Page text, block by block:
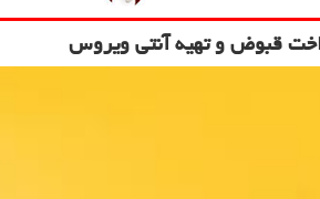
قبوض و تهیه آنتی ویروس